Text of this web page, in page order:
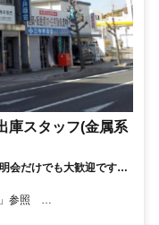
庫スタッフ(金属系
会だけでも大歓迎ですの
２号線「瓦木東」交差